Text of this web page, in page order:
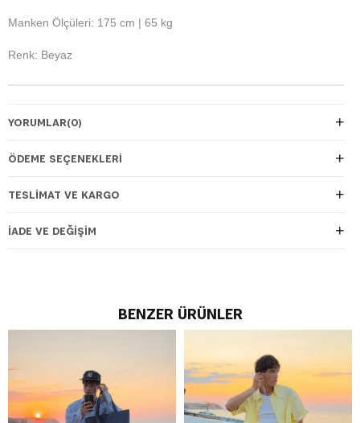
Manken Ölçüleri: 175 cm | 65 kg
Renk: Beyaz
YORUMLAR(0)
ÖDEME SEÇENEKLERI
TESLIMAT VE KARGO
İADE VE DEĞIŞIM
BENZER ÜRÜNLER